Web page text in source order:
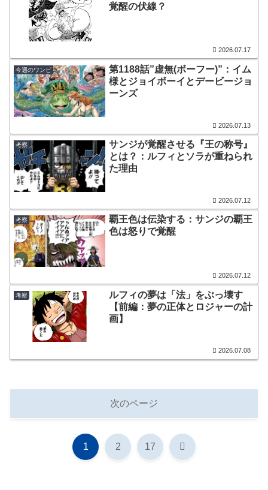
覚醒の伏線？
2026.07.17
今週のワンピ
第1188話”虚無(ボーフー)”：イム
様とジョイボーイとデービージョ
ーンズ
2026.07.13
考察
サンジが覚醒させる『王の称号』
とは？：ルフィとソラが重ねられ
た理由
2026.07.12
考察
覇王色は伝染する：サンジの覇王
色は怒りで覚醒
2026.07.12
考察
ルフィの夢は「法」をぶっ壊す
【前編：夢の正体とロジャーの計
画】
2026.07.08
次のページ
1 2 17 次